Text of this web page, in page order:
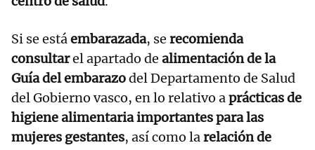
Si se estáembarazada, se recomienda
consultarel apartado de alimentación de la
Guía del embarazodel Departamento de Salud
del Gobierno vasco, en lo relativo aprácticas de
higiene alimentaria importantes para las
mujeres gestantes, así como larelación de